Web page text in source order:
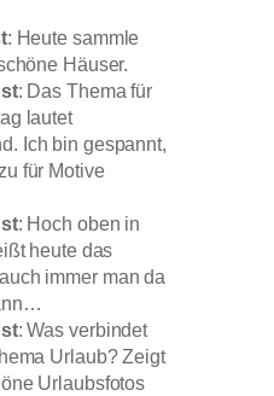
: Heute sammle
Häuser.
: Das Thema für
lautet
Ich bin gespannt,
für Motive
: Hoch oben in
heute das
immer man da
: Was verbindet
Urlaub? Zeigt
Urlaubsfotos